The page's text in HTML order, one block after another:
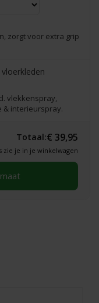
zorgt voor extra grip
vlekkenspray,
& interieurspray.
Totaal:€ 39,95
zie je in je winkelwagen